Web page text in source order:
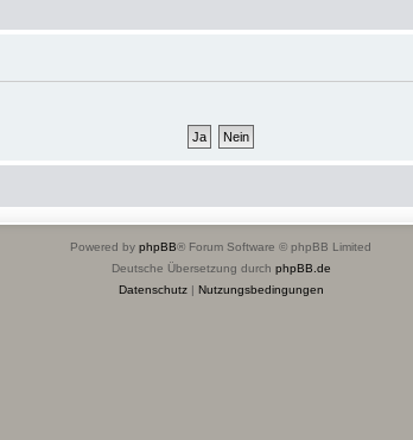
Powered by phpBB® Forum Software © phpBB Limited
Deutsche Übersetzung durch phpBB.de
Datenschutz| Nutzungsbedingungen